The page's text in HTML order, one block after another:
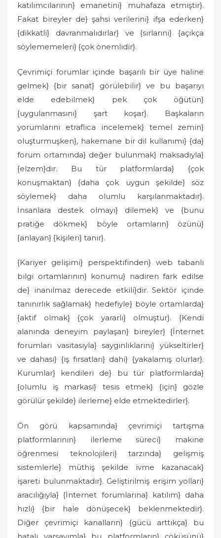
katılımcılarının} emanetini} muhafaza etmiştir}.
Fakat bireyler de} şahsi verilerini} ifşa ederken}
{dikkatli} davranmalıdırlar} ve {sırlarını} {açıkça
söylememeleri} {çok önemlidir}.
Çevrimiçi forumlar içinde başarılı bir üye haline
gelmek} {bir sanat} görülebilir} ve bu başarıyı
elde edebilmek} pek çok öğütün}
{uygulanmasını} şart koşar}. Başkaların
yorumlarını etraflıca incelemek} temel zemin}
oluşturmuşken}, hakemane bir dil kullanımı} {da}
forum ortamında} değer bulunmak} maksadıyla}
{elzem}dır. Bu tür platformlarda} {çok
konuşmaktan} {daha çok uygun şekilde} söz
söylemek} daha olumlu karşılanmaktadır}.
İnsanlara destek olmayı} dilemek} ve {bunu
pratiğe dökmek} böyle ortamların} özünü}
{anlayan} {kişileri} tanır}.
{Kariyer gelişimi} perspektifinden} web tabanlı
bilgi ortamlarının} konumu} nadiren fark edilse
de} inanılmaz derecede etkili}dir. Sektör içinde
tanınırlık sağlamak} hedefiyle} böyle ortamlarda}
{aktif olmak} {çok yararlı} olmuştur}. {Kendi
alanında deneyim paylaşan} bireyler} {İnternet
forumları vasıtasıyla} saygınlıklarını} yükseltirler}
ve dahası} {iş fırsatları} dahi} {yakalamış olurlar}.
Kurumlar} kendileri de} bu tür platformlarda}
{olumlu iş markası} tesis etmek} {için} gözle
görülür şekilde} ilerleme} elde etmektedirler}.
Ön görü kapsamında} çevrimiçi tartışma
platformlarının} ilerleme süreci} makine
öğrenmesi teknolojileri} tarzında} gelişmiş
sistemlerle} müthiş şekilde ivme kazanacak}
işareti bulunmaktadır}. Geliştirilmiş erişim yolları}
aracılığıyla} {İnternet forumlarına} katılım} daha
hızlı} {bir hale dönüşecek} beklenmektedir}.
Diğer çevrimiçi kanalların} {gücü arttıkça} bu
hatalı varsayımla} bu platformların} çöküşünü}